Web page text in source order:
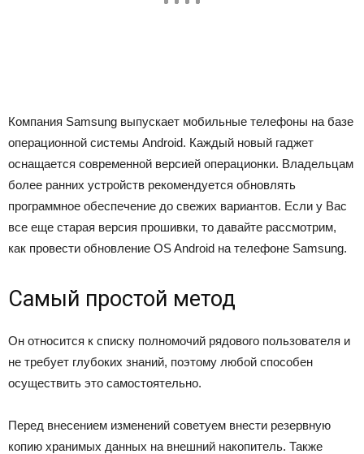
Компания Samsung выпускает мобильные телефоны на базе
операционной системы Android. Каждый новый гаджет
оснащается современной версией операционки. Владельцам
более ранних устройств рекомендуется обновлять
программное обеспечение до свежих вариантов. Если у Вас
все еще старая версия прошивки, то давайте рассмотрим,
как провести обновление OS Android на телефоне Samsung.
Самый простой метод
Он относится к списку полномочий рядового пользователя и
не требует глубоких знаний, поэтому любой способен
осуществить это самостоятельно.
Перед внесением изменений советуем внести резервную
копию хранимых данных на внешний накопитель. Также